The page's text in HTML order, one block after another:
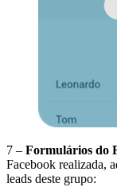
7 – Formulários do
Facebook realizada,
leads deste grupo: